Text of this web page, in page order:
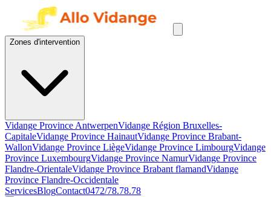
Zones d'intervention
Vidange Province AntwerpenVidange Région Bruxelles-
CapitaleVidange Province HainautVidange Province Brabant-
WallonVidange Province LiègeVidange Province LimbourgVidange
Province LuxembourgVidange Province NamurVidange Province
Flandre-OrientaleVidange Province Brabant flamandVidange
Province Flandre-Occidentale
ServicesBlogContact0472/78.78.78